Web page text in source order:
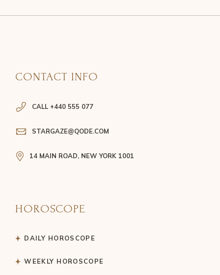
CONTACT INFO
CALL +440 555 077
STARGAZE@QODE.COM
14 MAIN ROAD, NEW YORK 1001
HOROSCOPE
DAILY HOROSCOPE
WEEKLY HOROSCOPE